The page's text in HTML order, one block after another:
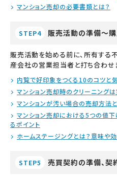
マンション売却の必要書類とは？
STEP4 販売活動の準備～
販売活動を始める前に、所有する
産会社の営業担当者と打ち合わせま
内覧で好印象をつくる10のコツと
マンション売却時のクリーニングは
マンションが汚い場合の売却方法
マンション売却における5つの値
るポイント
ホームステージングとは？意味や
STEP5 売買契約の準備、契